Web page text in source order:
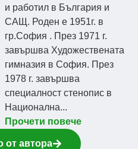
и работил в България и
САЩ. Роден е 1951г. в
гр.София . През 1971 г.
завършва Художествената
гимназия в София. През
1978 г. завършва
специалност стенопис в
Национална...
Прочети повече
от автора